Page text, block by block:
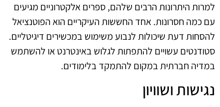
למרות היתרונות הרבים שלהם, ספרים אלקטרוניים מגיעים
עם כמה חסרונות. אחד החששות העיקריים הוא הפוטנציאל
להסחות דעת שיכולות לנבוע משימוש במכשירים דיגיטליים.
סטודנטים עשויים להתפתות לגלוש באינטרנט או להשתמש
במדיה חברתית במקום להתמקד בלימודים.
נגישות ושוויון